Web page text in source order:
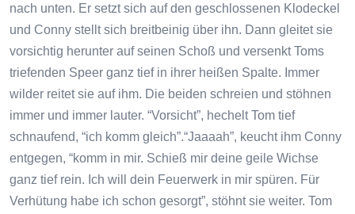
nach unten. Er setzt sich auf den geschlossenen Klodeckel
und Conny stellt sich breitbeinig über ihn. Dann gleitet sie
vorsichtig herunter auf seinen Schoß und versenkt Toms
triefenden Speer ganz tief in ihrer heißen Spalte. Immer
wilder reitet sie auf ihm. Die beiden schreien und stöhnen
immer und immer lauter. “Vorsicht”, hechelt Tom tief
schnaufend, “ich komm gleich”.“Jaaaah”, keucht ihm Conny
entgegen, “komm in mir. Schieß mir deine geile Wichse
ganz tief rein. Ich will dein Feuerwerk in mir spüren. Für
Verhütung habe ich schon gesorgt”, stöhnt sie weiter. Tom